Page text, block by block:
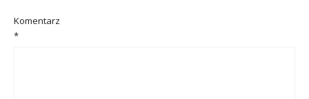
Komentarz
*